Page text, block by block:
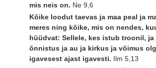
mis neis on. Ne 9,6
Kõike loodut taevas ja maa peal ja
meres ning kõike, mis on nendes,
hüüdvat: Sellele, kes istub troonil, ja
õnnistus ja au ja kirkus ja võimus
igavesest ajast igavesti. Ilm 5,13